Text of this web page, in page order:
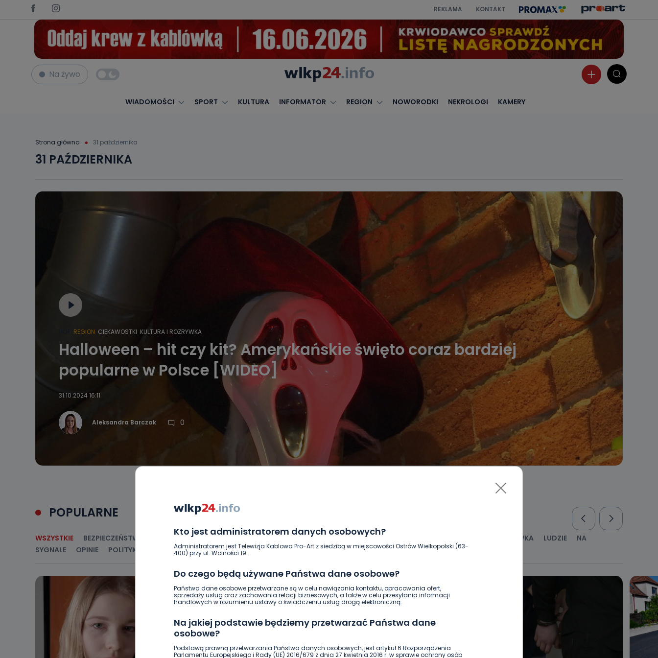
REKLAMA KONTAKT
Na żywo
WIADOMOŚCI SPORT KULTURA INFORMATOR REGION NOWORODKI NEKROLOGI KAMERY
Strona główna 31 października
Kto jest administratorem danych osobowych?
Administratorem jest Telewizja Kablowa Pro-Art z siedzibą w miejscowości Ostrów Wielkopolski (63-
400) przy ul. Wolności 19.
Do czego będą używane Państwa dane osobowe?
Państwa dane osobowe przetwarzane są w celu nawiązania kontaktu, opracowania ofert,
sprzedaży usług oraz zachowania relacji biznesowych, a także w celu przesyłania informacji
handlowych w rozumieniu ustawy o świadczeniu usług drogą elektroniczną.
Na jakiej podstawie będziemy przetwarzać Państwa dane
osobowe?
Podstawą prawną przetwarzania Państwa danych osobowych, jest artykuł 6 Rozporządzenia
Parlamentu Europejskiego i Rady (UE) 2016/679 z dnia 27 kwietnia 2016 r. w sprawie ochrony osób
31 PAŹDZIERNIKA
REGION CIEKAWOSTKI KULTURA I ROZRYWKA
Halloween – hit czy kit? Amerykańskie święto coraz bardziej
popularne w Polsce [WIDEO]
31.10.2024 16:11
Aleksandra Barczak 0
POPULARNE
WSZYSTKIE BEZPIECZEŃSTWO CIEKAWOSTKI GOSPODARKA I FINANSE HISTORIA KULTURA I ROZRYWKA LUDZIE
NA
SYGNALE
OPINIE POLITYKA RELIGIA SAMORZĄD ŚRODOWISKO WASZE INFO WSZYSTKICH ŚWIĘTYCH WYWIADY